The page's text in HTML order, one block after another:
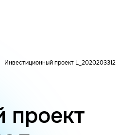
Инвестиционный проект L_2020203312
проект